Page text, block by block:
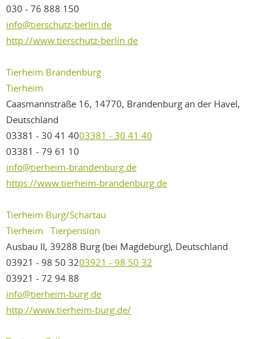
030 - 76 888 150
info@tierschutz-berlin.de
http://www.tierschutz-berlin.de
Tierheim Brandenburg
Tierheim
Caasmannstraße 16, 14770, Brandenburg an der Havel,
Deutschland
03381 - 30 41 4003381 - 30 41 40
03381 - 79 61 10
info@tierheim-brandenburg.de
https://www.tierheim-brandenburg.de
Tierheim Burg/Schartau
Tierheim
Tierpension
Ausbau II, 39288 Burg (bei Magdeburg), Deutschland
03921 - 98 50 3203921 - 98 50 32
03921 - 72 94 88
info@tierheim-burg.de
http://www.tierheim-burg.de/